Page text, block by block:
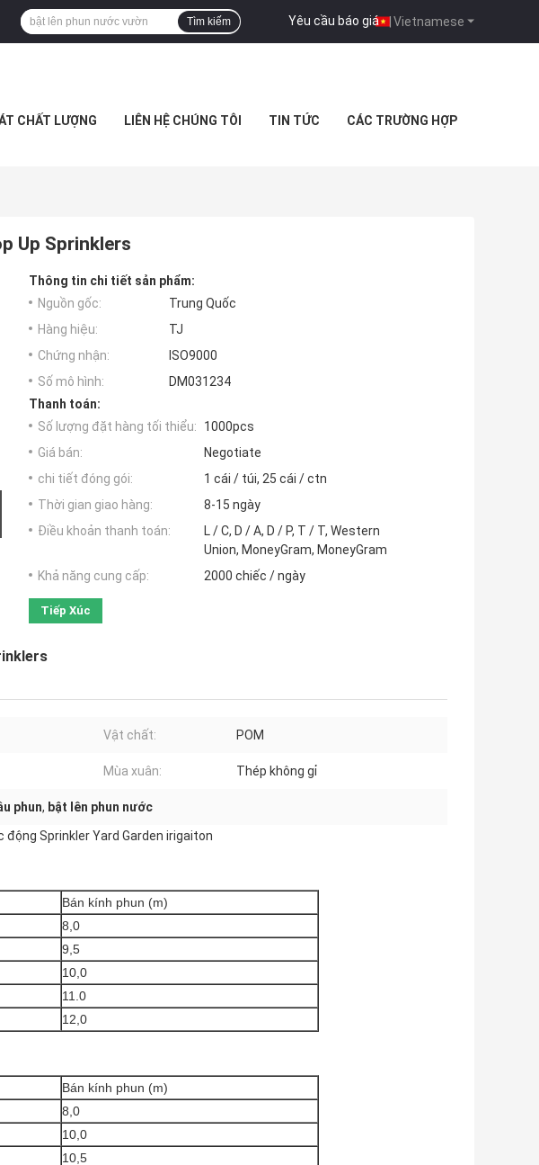
Vietnamese
Yêu cầu báo giá |
Tìm kiếm
CHẤT LƯỢNG LIÊN HỆ CHÚNG TÔI TIN TỨC CÁC TRƯỜNG HỢP
Up Sprinklers
Thông tin chi tiết sản phẩm:
Nguồn gốc:
Trung Quốc
Hàng hiệu:
TJ
Chứng nhận:
ISO9000
Số mô hình:
DM031234
Thanh toán:
Số lượng đặt hàng tối thiểu:
1000pcs
Giá bán:
Negotiate
chi tiết đóng gói:
1 cái / túi, 25 cái / ctn
Thời gian giao hàng:
8-15 ngày
Điều khoản thanh toán:
L / C, D / A, D / P, T / T, Western
Union, MoneyGram, MoneyGram
Khả năng cung cấp:
2000 chiếc / ngày
Tiếp Xúc
Vật chất: POM
Mùa xuân: Thép không gỉ
phun, bật lên phun nước
Sprinkler Yard Garden irigaiton
Bán kính phun (m)
8,0
9,5
10,0
11.0
12,0
Bán kính phun (m)
8,0
10,0
10,5